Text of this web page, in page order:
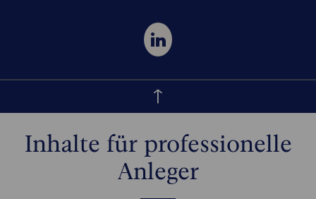
Inhalte für professionelle
Anleger